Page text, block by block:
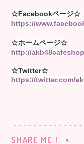
☆Facebookページ☆
https://
☆ホームページ☆
http://
☆Twitter☆
https://twitter.com/
SHARE ME !